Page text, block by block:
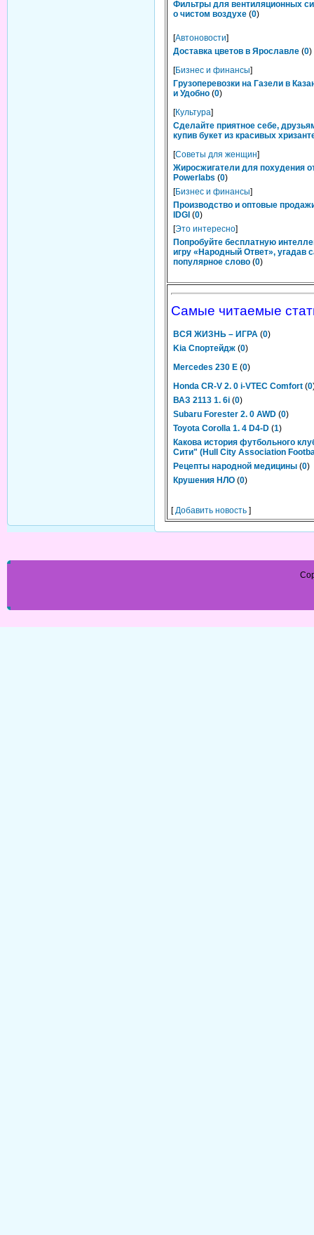
Фильтры для вентиляционных
о чистом воздухе (0)
[Автоновости]
Доставка цветов в Ярославле (0)
[Бизнес и финансы]
Грузоперевозки на Газели в
и Удобно (0)
[Культура]
Сделайте приятное себе,
купив букет из красивых
[Советы для женщин]
Жиросжигатели для похудения
Powerlabs (0)
[Бизнес и финансы]
Производство и оптовые
IDGI (0)
[Это интересно]
Попробуйте бесплатную
игру «Народный Ответ», угадав
популярное слово (0)
Самые читаемые
ВСЯ ЖИЗНЬ – ИГРА (0)
Kia Спортейдж (0)
Mercedes 230 E (0)
Honda CR-V 2. 0 i-VTEC Comfort (0
ВАЗ 2113 1. 6i (0)
Subaru Forester 2. 0 AWD (0)
Toyota Corolla 1. 4 D4-D (1)
Какова история футбольного
Сити" (Hull City Association
Рецепты народной медицины (0)
Крушения НЛО (0)
[Добавить новость ]